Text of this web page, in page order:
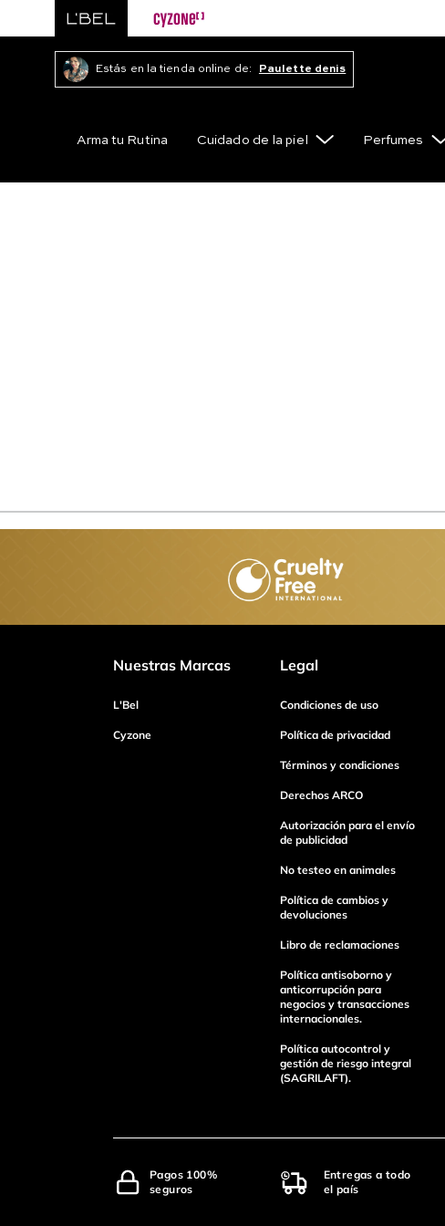
Estás en la tienda online de: Paulette denis
Arma tu Rutina Cuidado de la piel Perfumes
Nuestras Marcas
L'Bel
Cyzone
Legal
Condiciones de uso
Política de privacidad
Términos y condiciones
Derechos ARCO
Autorización para el envío
de publicidad
No testeo en animales
Política de cambios y
devoluciones
Libro de reclamaciones
Política antisoborno y
anticorrupción para
negocios y transacciones
internacionales.
Política autocontrol y
gestión de riesgo integral
(SAGRILAFT).
Pagos 100%
seguros
Entregas a todo
el país